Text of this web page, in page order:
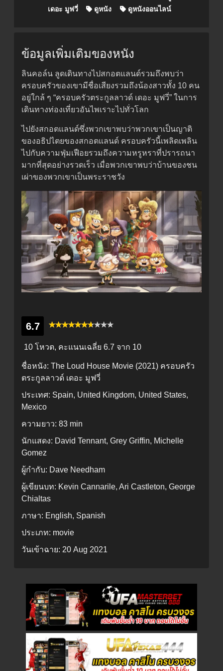
เดอะ มูฟวี่
ดูหนัง ดูหนังออนไลน์
ข้อมูลเพิ่มเติมของหนัง
ลินคอล์น ลูดเดินทางไปสกอตแลนด์รวมถึงพบว่า
ครอบครัวของเขามีชื่อเสียงรวมถึงน้องสาวทั้ง 10 คน
อยู่ใกล้ ๆ “ครอบครัวตระกูลลาวด์ เดอะ มูฟวี่” ในการ
เดินทางท่องเที่ยวอันไพเราะไปทั่วโลก
ไปยังสกอตแลนด์ซึ่งพวกเขาพบว่าพวกเขาเป็นญาติ
ของอธิปไตยของสกอตแลนด์ ครอบครัวนี้เพลิดเพลิน
ไปกับความฟุ่มเฟือยรวมถึงความหรูหราที่ปรารถนา
มากที่สุดอย่างรวดเร็ว เมื่อพวกเขาพบว่าบ้านของชน
เผ่าของพวกเขาเป็นพระราชวัง
6.7
10 โหวต, คะแนนเฉลี่ย 6.7 จาก 10
ชื่อหนัง: The Loud House Movie (2021) ครอบครัว
ตระกูลลาวด์ เดอะ มูฟวี่
ประเทศ: Spain, United Kingdom, United States,
Mexico
ความยาว: 83 min
นักแสดง: David Tennant, Grey Griffin, Michelle
Gomez
ผู้กำกับ: Dave Needham
ผู้เขียนบท: Kevin Cannarile, Ari Castleton, George
Chialtas
ภาษา: English, Spanish
ประเภท: movie
วันเข้าฉาย: 20 Aug 2021